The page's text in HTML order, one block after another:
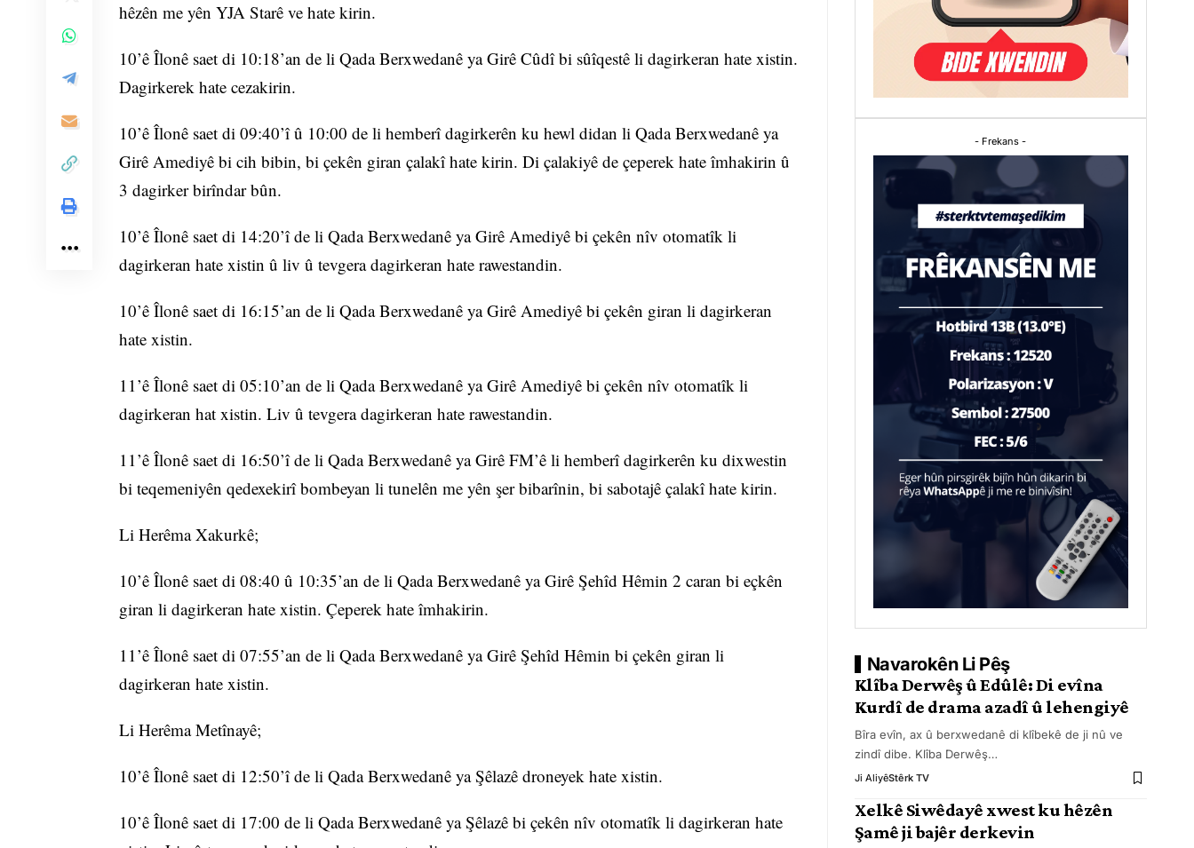
hêzên me yên YJA Starê ve hate kirin.
10’ê Îlonê saet di 10:18’an de li Qada Berxwedanê ya Girê Cûdî bi sûîqestê li dagirkeran hate xistin.
Dagirkerek hate cezakirin.
10’ê Îlonê saet di 09:40’î û 10:00 de li hemberî dagirkerên ku hewl didan li Qada Berxwedanê ya
Girê Amediyê bi cih bibin, bi çekên giran çalakî hate kirin. Di çalakiyê de çeperek hate îmhakirin û
3 dagirker birîndar bûn.
10’ê Îlonê saet di 14:20’î de li Qada Berxwedanê ya Girê Amediyê bi çekên nîv otomatîk li
dagirkeran hate xistin û liv û tevgera dagirkeran hate rawestandin.
10’ê Îlonê saet di 16:15’an de li Qada Berxwedanê ya Girê Amediyê bi çekên giran li dagirkeran
hate xistin.
11’ê Îlonê saet di 05:10’an de li Qada Berxwedanê ya Girê Amediyê bi çekên nîv otomatîk li
dagirkeran hat xistin. Liv û tevgera dagirkeran hate rawestandin.
11’ê Îlonê saet di 16:50’î de li Qada Berxwedanê ya Girê FM’ê li hemberî dagirkerên ku dixwestin
bi teqemeniyên qedexekirî bombeyan li tunelên me yên şer bibarînin, bi sabotajê çalakî hate kirin.
Li Herêma Xakurkê;
10’ê Îlonê saet di 08:40 û 10:35’an de li Qada Berxwedanê ya Girê Şehîd Hêmin 2 caran bi eçkên
giran li dagirkeran hate xistin. Çeperek hate îmhakirin.
11’ê Îlonê saet di 07:55’an de li Qada Berxwedanê ya Girê Şehîd Hêmin bi çekên giran li
dagirkeran hate xistin.
Li Herêma Metînayê;
10’ê Îlonê saet di 12:50’î de li Qada Berxwedanê ya Şêlazê droneyek hate xistin.
10’ê Îlonê saet di 17:00 de li Qada Berxwedanê ya Şêlazê bi çekên nîv otomatîk li dagirkeran hate
- Frekans -
Navarokên Li Pêş
Klîba Derwêş û Edûlê: Di evîna
Kurdî de drama azadî û lehengiyê
Bîra evîn, ax û berxwedanê di klîbekê de ji nû ve
zindî dibe. Klîba Derwêş…
Ji AliyêStêrk TV
Xelkê Siwêdayê xwest ku hêzên
Şamê ji bajêr derkevin